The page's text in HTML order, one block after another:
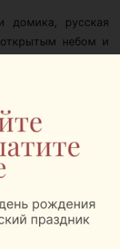
домика, русская
небом и
много водных
гидроциклы,
Для тех, кто
прямо с